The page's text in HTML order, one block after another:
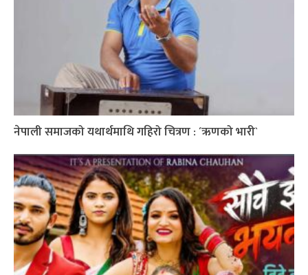
नेपाली समाजको यथार्थमाथि गहिरो चित्रण : ´ऋणको भारी`